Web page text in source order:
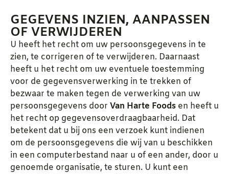
GEGEVENS INZIEN, AANPASSEN
OF VERWIJDEREN
U heeft het recht om uw persoonsgegevens in te
zien, te corrigeren of te verwijderen. Daarnaast
heeft u het recht om uw eventuele toestemming
voor de gegevensverwerking in te trekken of
bezwaar te maken tegen de verwerking van uw
persoonsgegevens door Van Harte Foods en heeft u
het recht op gegevensoverdraagbaarheid. Dat
betekent dat u bij ons een verzoek kunt indienen
om de persoonsgegevens die wij van u beschikken
in een computerbestand naar u of een ander, door u
genoemde organisatie, te sturen. U kunt een